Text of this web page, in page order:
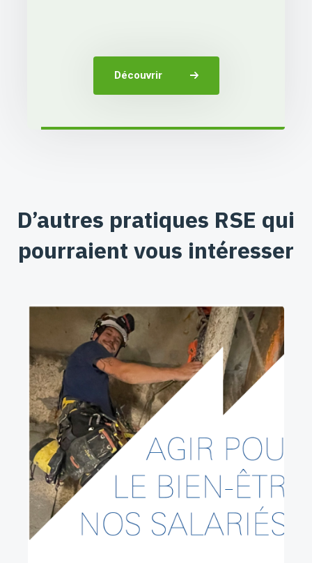
Découvrir
D’autres pratiques RSE qui
pourraient vous intéresser